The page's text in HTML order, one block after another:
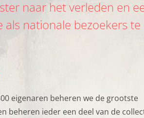
naar het verleden en
nationale bezoekers te
eigenaren beheren we de grootste
beheren ieder een deel van de